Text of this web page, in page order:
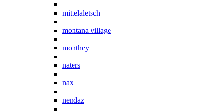
mittelaletsch
montana village
monthey
naters
nax
nendaz